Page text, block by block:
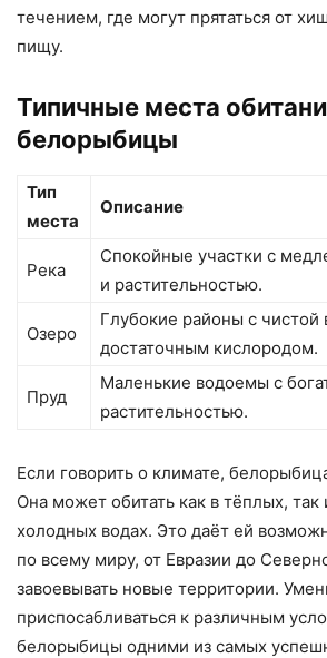
течением, где могут прятаться от
пищу.
Типичные места
белорыбицы
Тип
места
Описание
Река
Спокойные участки с
и растительностью.
Озеро
Глубокие районы с чистой
достаточным кислородом.
Пруд
Маленькие водоемы с
растительностью.
Если говорить о климате,
Она может обитать как в тёплых, так
холодных водах. Это даёт ей
по всему миру, от Евразии до
завоевывать новые территории.
приспосабливаться к различным
белорыбицы одними из самых